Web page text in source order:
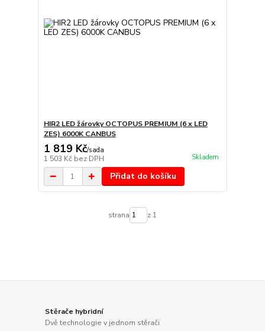
HIR2 LED žárovky OCTOPUS PREMIUM (6 x LED
ZES) 6000K CANBUS
1 819 Kč/sada
1 503 Kč bez DPH Skladem
Přidat do košíku
strana z 1
Stěrače hybridní
Dvě technologie v jednom stěrači